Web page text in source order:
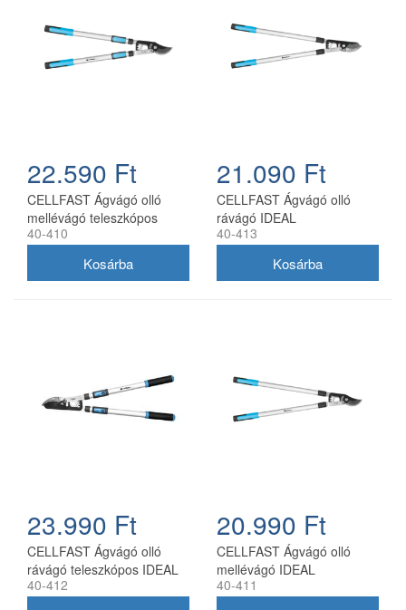
22.590 Ft
CELLFAST Ágvágó olló
mellévágó teleszkópos
IDEAL
40-410
21.090 Ft
CELLFAST Ágvágó olló
rávágó IDEAL
40-413
23.990 Ft
CELLFAST Ágvágó olló
rávágó teleszkópos IDEAL
40-412
20.990 Ft
CELLFAST Ágvágó olló
mellévágó IDEAL
40-411